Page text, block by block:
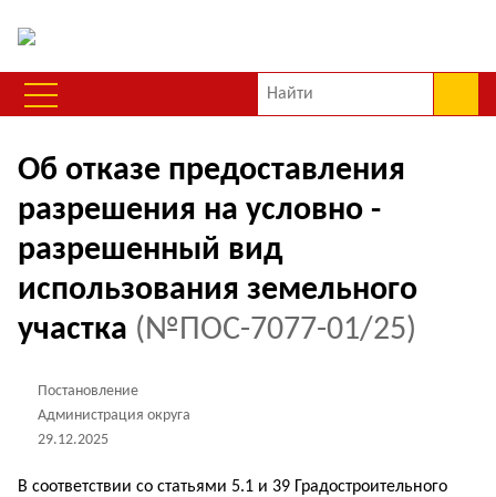
Об отказе предоставления
разрешения на условно -
разрешенный вид
использования земельного
участка (№ПОС-7077-01/25)
Постановление
Администрация округа
29.12.2025
В соответствии со статьями 5.1 и 39 Градостроительного